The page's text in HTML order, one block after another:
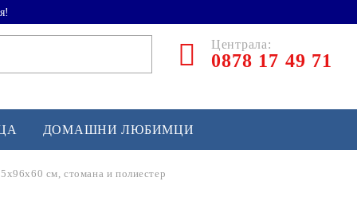
Централа:
0878 17 49 71
ДОМАШНИ ЛЮБИМЦИ
см, стомана и полиестер